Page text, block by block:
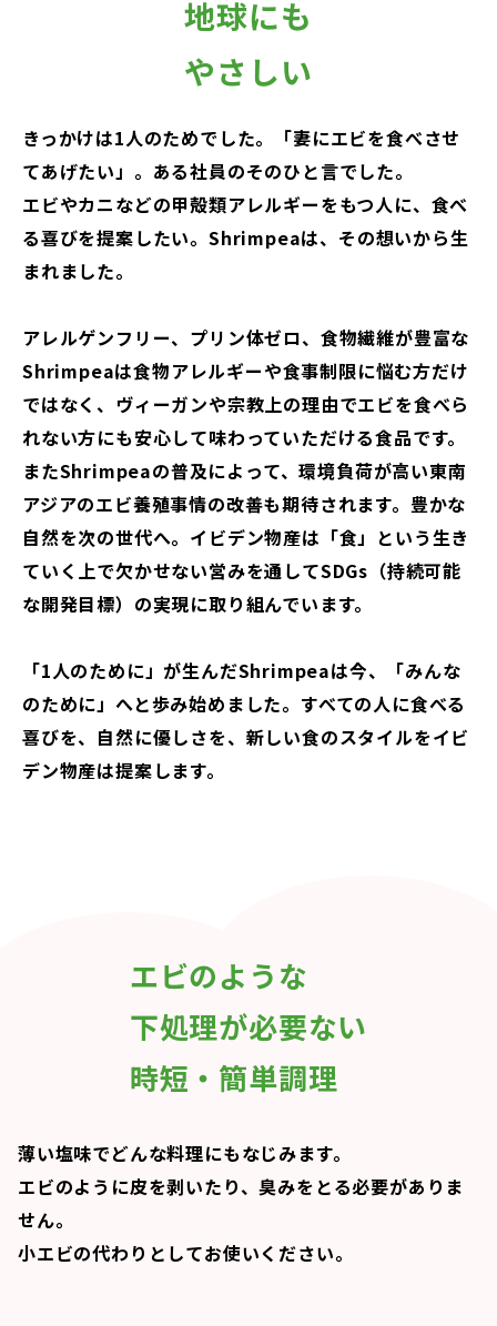
地球にも
やさしい
きっかけは1人のためでした。「妻にエビを食べさせ
てあげたい」。ある社員のそのひと言でした。
エビやカニなどの甲殻類アレルギーをもつ人に、食べ
る喜びを提案したい。Shrimpeaは、その想いから生
まれました。
アレルゲンフリー、プリン体ゼロ、食物繊維が豊富な
Shrimpeaは食物アレルギーや食事制限に悩む方だけ
ではなく、ヴィーガンや宗教上の理由でエビを食べら
れない方にも安心して味わっていただける食品です。
またShrimpeaの普及によって、環境負荷が高い東南
アジアのエビ養殖事情の改善も期待されます。豊かな
自然を次の世代へ。イビデン物産は「食」という生き
ていく上で欠かせない営みを通してSDGs（持続可能
な開発目標）の実現に取り組んでいます。
「1人のために」が生んだShrimpeaは今、「みんな
のために」へと歩み始めました。すべての人に食べる
喜びを、自然に優しさを、新しい食のスタイルをイビ
デン物産は提案します。
エビのような
下処理が必要ない
時短・簡単調理
薄い塩味でどんな料理にもなじみます。
エビのように皮を剥いたり、臭みをとる必要がありま
せん。
小エビの代わりとしてお使いください。